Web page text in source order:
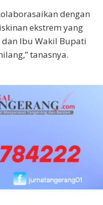
dengan
ekstrem yang
Ibu Wakil Bupati
tanasnya.